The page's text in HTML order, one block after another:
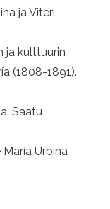
ja Viteri.
ja kulttuurin
(1808-1891).
Saatu
Urbina